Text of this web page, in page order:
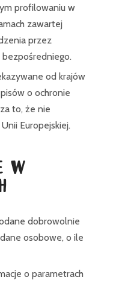
profilowaniu w
zawartej
przez
od krajów
o ochronie
to, że nie
Europejskiej.
W
dobrowolnie
osobowe, o ile
o parametrach